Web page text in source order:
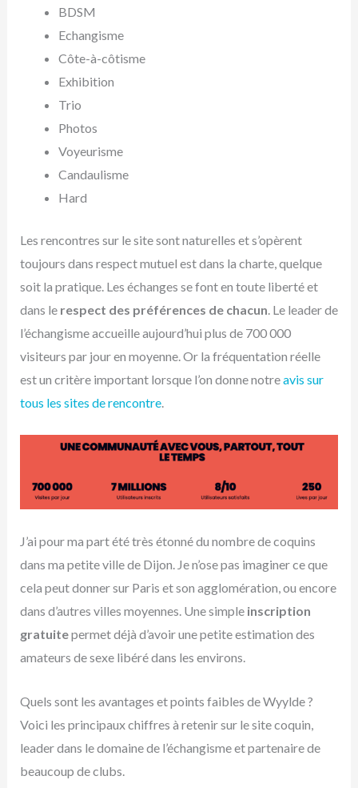
BDSM
Echangisme
Côte-à-côtisme
Exhibition
Trio
Photos
Voyeurisme
Candaulisme
Hard
Les rencontres sur le site sont naturelles et s’opèrent
toujours dans respect mutuel est dans la charte, quelque
soit la pratique. Les échanges se font en toute liberté et
dans le respect des préférences de chacun. Le leader de
l’échangisme accueille aujourd’hui plus de 700 000
visiteurs par jour en moyenne. Or la fréquentation réelle
est un critère important lorsque l’on donne notreavis sur
tous les sites de rencontre.
J’ai pour ma part été très étonné du nombre de coquins
dans ma petite ville de Dijon. Je n’ose pas imaginer ce que
cela peut donner sur Paris et son agglomération, ou encore
dans d’autres villes moyennes. Une simpleinscription
gratuitepermet déjà d’avoir une petite estimation des
amateurs de sexe libéré dans les environs.
Quels sont les avantages et points faibles de Wyylde ?
Voici les principaux chiffres à retenir sur le site coquin,
leader dans le domaine de l’échangisme et partenaire de
beaucoup de clubs.